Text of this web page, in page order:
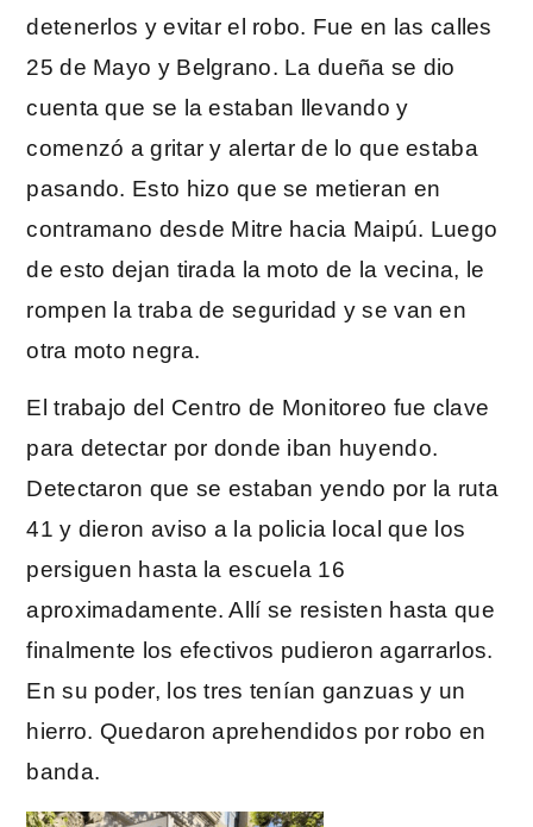
detenerlos y evitar el robo. Fue en las calles
25 de Mayo y Belgrano. La dueña se dio
cuenta que se la estaban llevando y
comenzó a gritar y alertar de lo que estaba
pasando. Esto hizo que se metieran en
contramano desde Mitre hacia Maipú. Luego
de esto dejan tirada la moto de la vecina, le
rompen la traba de seguridad y se van en
otra moto negra.
El trabajo del Centro de Monitoreo fue clave
para detectar por donde iban huyendo.
Detectaron que se estaban yendo por la ruta
41 y dieron aviso a la policia local que los
persiguen hasta la escuela 16
aproximadamente. Allí se resisten hasta que
finalmente los efectivos pudieron agarrarlos.
En su poder, los tres tenían ganzuas y un
hierro. Quedaron aprehendidos por robo en
banda.